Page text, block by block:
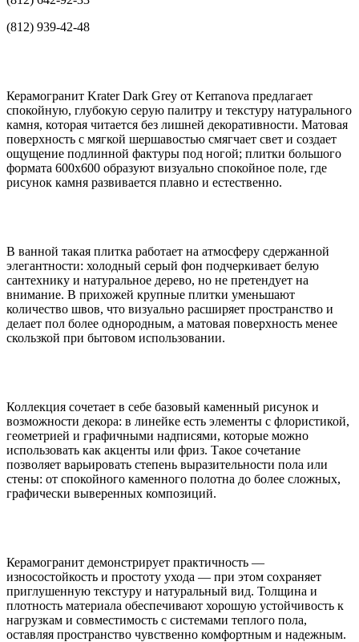
(812) 939-42-48
Керамогранит Krater Dark Grey от Kerranova предлагает
спокойную, глубокую серую палитру и текстуру натурального
камня, которая читается без лишней декоративности. Матовая
поверхность с мягкой шершавостью смягчает свет и создает
ощущение подлинной фактуры под ногой; плитки большого
формата 600x600 образуют визуально спокойное поле, где
рисунок камня развивается плавно и естественно.
В ванной такая плитка работает на атмосферу сдержанной
элегантности: холодный серый фон подчеркивает белую
сантехнику и натуральное дерево, но не претендует на
внимание. В прихожей крупные плитки уменьшают
количество швов, что визуально расширяет пространство и
делает пол более однородным, а матовая поверхность менее
скользкой при бытовом использовании.
Коллекция сочетает в себе базовый каменный рисунок и
возможности декора: в линейке есть элементы с флористикой,
геометрией и графичными надписями, которые можно
использовать как акценты или фриз. Такое сочетание
позволяет варьировать степень выразительности пола или
стены: от спокойного каменного полотна до более сложных,
графически выверенных композиций.
Керамогранит демонстрирует практичность —
износостойкость и простоту ухода — при этом сохраняет
приглушенную текстуру и натуральный вид. Толщина и
плотность материала обеспечивают хорошую устойчивость к
нагрузкам и совместимость с системами теплого пола,
оставляя пространство чувственно комфортным и надежным.